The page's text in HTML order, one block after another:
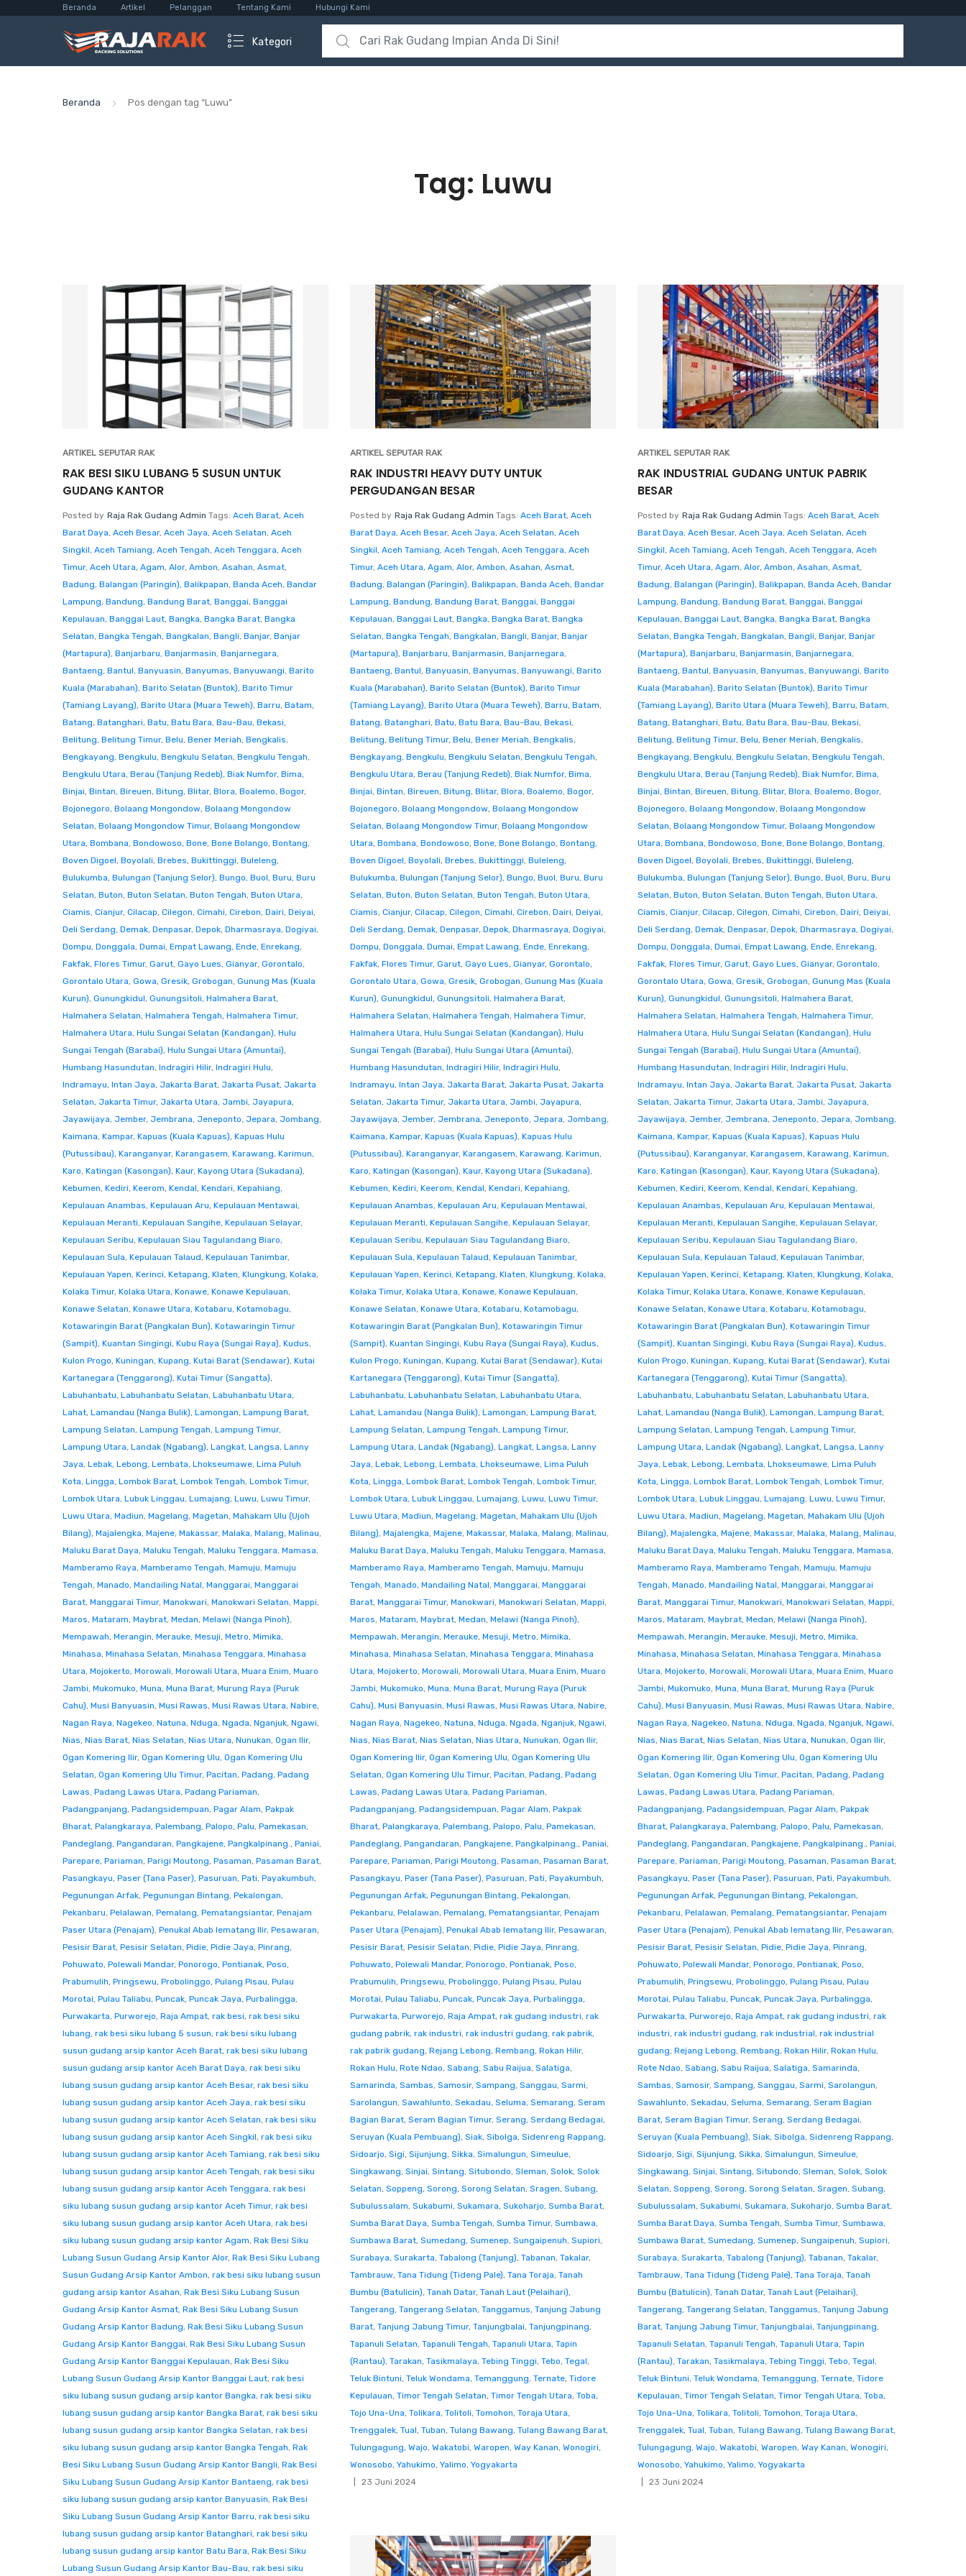
Beranda Artikel Pelanggan Tentang Kami Hubungi Kami
Kategori
Search for:
Beranda Pos dengan tag “Luwu”
Tag: Luwu
ARTIKEL SEPUTAR RAK
RAK BESI SIKU LUBANG 5 SUSUN UNTUK
GUDANG KANTOR
Posted by Raja Rak Gudang Admin Tags: Aceh Barat, Aceh
Barat Daya, Aceh Besar, Aceh Jaya, Aceh Selatan, Aceh
Singkil, Aceh Tamiang, Aceh Tengah, Aceh Tenggara, Aceh
Timur, Aceh Utara, Agam, Alor, Ambon, Asahan, Asmat,
Badung, Balangan (Paringin), Balikpapan, Banda Aceh, Bandar
Lampung, Bandung, Bandung Barat, Banggai, Banggai
Kepulauan, Banggai Laut, Bangka, Bangka Barat, Bangka
Selatan, Bangka Tengah, Bangkalan, Bangli, Banjar, Banjar
(Martapura), Banjarbaru, Banjarmasin, Banjarnegara,
Bantaeng, Bantul, Banyuasin, Banyumas, Banyuwangi, Barito
Kuala (Marabahan), Barito Selatan (Buntok), Barito Timur
(Tamiang Layang), Barito Utara (Muara Teweh), Barru, Batam,
Batang, Batanghari, Batu, Batu Bara, Bau-Bau, Bekasi,
Belitung, Belitung Timur, Belu, Bener Meriah, Bengkalis,
Bengkayang, Bengkulu, Bengkulu Selatan, Bengkulu Tengah,
Bengkulu Utara, Berau (Tanjung Redeb), Biak Numfor, Bima,
Binjai, Bintan, Bireuen, Bitung, Blitar, Blora, Boalemo, Bogor,
Bojonegoro, Bolaang Mongondow, Bolaang Mongondow
Selatan, Bolaang Mongondow Timur, Bolaang Mongondow
Utara, Bombana, Bondowoso, Bone, Bone Bolango, Bontang,
Boven Digoel, Boyolali, Brebes, Bukittinggi, Buleleng,
Bulukumba, Bulungan (Tanjung Selor), Bungo, Buol, Buru, Buru
Selatan, Buton, Buton Selatan, Buton Tengah, Buton Utara,
Ciamis, Cianjur, Cilacap, Cilegon, Cimahi, Cirebon, Dairi, Deiyai,
Deli Serdang, Demak, Denpasar, Depok, Dharmasraya, Dogiyai,
Dompu, Donggala, Dumai, Empat Lawang, Ende, Enrekang,
Fakfak, Flores Timur, Garut, Gayo Lues, Gianyar, Gorontalo,
Gorontalo Utara, Gowa, Gresik, Grobogan, Gunung Mas (Kuala
Kurun), Gunungkidul, Gunungsitoli, Halmahera Barat,
Halmahera Selatan, Halmahera Tengah, Halmahera Timur,
Halmahera Utara, Hulu Sungai Selatan (Kandangan), Hulu
Sungai Tengah (Barabai), Hulu Sungai Utara (Amuntai),
Humbang Hasundutan, Indragiri Hilir, Indragiri Hulu,
Indramayu, Intan Jaya, Jakarta Barat, Jakarta Pusat, Jakarta
Selatan, Jakarta Timur, Jakarta Utara, Jambi, Jayapura,
Jayawijaya, Jember, Jembrana, Jeneponto, Jepara, Jombang,
Kaimana, Kampar, Kapuas (Kuala Kapuas), Kapuas Hulu
(Putussibau), Karanganyar, Karangasem, Karawang, Karimun,
Karo, Katingan (Kasongan), Kaur, Kayong Utara (Sukadana),
Kebumen, Kediri, Keerom, Kendal, Kendari, Kepahiang,
Kepulauan Anambas, Kepulauan Aru, Kepulauan Mentawai,
Kepulauan Meranti, Kepulauan Sangihe, Kepulauan Selayar,
Kepulauan Seribu, Kepulauan Siau Tagulandang Biaro,
Kepulauan Sula, Kepulauan Talaud, Kepulauan Tanimbar,
Kepulauan Yapen, Kerinci, Ketapang, Klaten, Klungkung, Kolaka,
Kolaka Timur, Kolaka Utara, Konawe, Konawe Kepulauan,
Konawe Selatan, Konawe Utara, Kotabaru, Kotamobagu,
Kotawaringin Barat (Pangkalan Bun), Kotawaringin Timur
(Sampit), Kuantan Singingi, Kubu Raya (Sungai Raya), Kudus,
Kulon Progo, Kuningan, Kupang, Kutai Barat (Sendawar), Kutai
Kartanegara (Tenggarong), Kutai Timur (Sangatta),
Labuhanbatu, Labuhanbatu Selatan, Labuhanbatu Utara,
Lahat, Lamandau (Nanga Bulik), Lamongan, Lampung Barat,
Lampung Selatan, Lampung Tengah, Lampung Timur,
Lampung Utara, Landak (Ngabang), Langkat, Langsa, Lanny
Jaya, Lebak, Lebong, Lembata, Lhokseumawe, Lima Puluh
Kota, Lingga, Lombok Barat, Lombok Tengah, Lombok Timur,
Lombok Utara, Lubuk Linggau, Lumajang, Luwu, Luwu Timur,
Luwu Utara, Madiun, Magelang, Magetan, Mahakam Ulu (Ujoh
Bilang), Majalengka, Majene, Makassar, Malaka, Malang, Malinau,
Maluku Barat Daya, Maluku Tengah, Maluku Tenggara, Mamasa,
Mamberamo Raya, Mamberamo Tengah, Mamuju, Mamuju
Tengah, Manado, Mandailing Natal, Manggarai, Manggarai
Barat, Manggarai Timur, Manokwari, Manokwari Selatan, Mappi,
Maros, Mataram, Maybrat, Medan, Melawi (Nanga Pinoh),
Mempawah, Merangin, Merauke, Mesuji, Metro, Mimika,
Minahasa, Minahasa Selatan, Minahasa Tenggara, Minahasa
Utara, Mojokerto, Morowali, Morowali Utara, Muara Enim, Muaro
Jambi, Mukomuko, Muna, Muna Barat, Murung Raya (Puruk
Cahu), Musi Banyuasin, Musi Rawas, Musi Rawas Utara, Nabire,
Nagan Raya, Nagekeo, Natuna, Nduga, Ngada, Nganjuk, Ngawi,
Nias, Nias Barat, Nias Selatan, Nias Utara, Nunukan, Ogan Ilir,
Ogan Komering Ilir, Ogan Komering Ulu, Ogan Komering Ulu
Selatan, Ogan Komering Ulu Timur, Pacitan, Padang, Padang
Lawas, Padang Lawas Utara, Padang Pariaman,
Padangpanjang, Padangsidempuan, Pagar Alam, Pakpak
Bharat, Palangkaraya, Palembang, Palopo, Palu, Pamekasan,
Pandeglang, Pangandaran, Pangkajene, Pangkalpinang., Paniai,
Parepare, Pariaman, Parigi Moutong, Pasaman, Pasaman Barat,
Pasangkayu, Paser (Tana Paser), Pasuruan, Pati, Payakumbuh,
Pegunungan Arfak, Pegunungan Bintang, Pekalongan,
Pekanbaru, Pelalawan, Pemalang, Pematangsiantar, Penajam
Paser Utara (Penajam), Penukal Abab lematang Ilir, Pesawaran,
Pesisir Barat, Pesisir Selatan, Pidie, Pidie Jaya, Pinrang,
Pohuwato, Polewali Mandar, Ponorogo, Pontianak, Poso,
Prabumulih, Pringsewu, Probolinggo, Pulang Pisau, Pulau
Morotai, Pulau Taliabu, Puncak, Puncak Jaya, Purbalingga,
Purwakarta, Purworejo, Raja Ampat, rak besi, rak besi siku
lubang, rak besi siku lubang 5 susun, rak besi siku lubang
susun gudang arsip kantor Aceh Barat, rak besi siku lubang
susun gudang arsip kantor Aceh Barat Daya, rak besi siku
lubang susun gudang arsip kantor Aceh Besar, rak besi siku
lubang susun gudang arsip kantor Aceh Jaya, rak besi siku
lubang susun gudang arsip kantor Aceh Selatan, rak besi siku
lubang susun gudang arsip kantor Aceh Singkil, rak besi siku
lubang susun gudang arsip kantor Aceh Tamiang, rak besi siku
lubang susun gudang arsip kantor Aceh Tengah, rak besi siku
lubang susun gudang arsip kantor Aceh Tenggara, rak besi
siku lubang susun gudang arsip kantor Aceh Timur, rak besi
siku lubang susun gudang arsip kantor Aceh Utara, rak besi
siku lubang susun gudang arsip kantor Agam, Rak Besi Siku
Lubang Susun Gudang Arsip Kantor Alor, Rak Besi Siku Lubang
Susun Gudang Arsip Kantor Ambon, rak besi siku lubang susun
gudang arsip kantor Asahan, Rak Besi Siku Lubang Susun
Gudang Arsip Kantor Asmat, Rak Besi Siku Lubang Susun
Gudang Arsip Kantor Badung, Rak Besi Siku Lubang Susun
Gudang Arsip Kantor Banggai, Rak Besi Siku Lubang Susun
Gudang Arsip Kantor Banggai Kepulauan, Rak Besi Siku
Lubang Susun Gudang Arsip Kantor Banggai Laut, rak besi
siku lubang susun gudang arsip kantor Bangka, rak besi siku
lubang susun gudang arsip kantor Bangka Barat, rak besi siku
lubang susun gudang arsip kantor Bangka Selatan, rak besi
siku lubang susun gudang arsip kantor Bangka Tengah, Rak
Besi Siku Lubang Susun Gudang Arsip Kantor Bangli, Rak Besi
Siku Lubang Susun Gudang Arsip Kantor Bantaeng, rak besi
siku lubang susun gudang arsip kantor Banyuasin, Rak Besi
Siku Lubang Susun Gudang Arsip Kantor Barru, rak besi siku
lubang susun gudang arsip kantor Batanghari, rak besi siku
lubang susun gudang arsip kantor Batu Bara, Rak Besi Siku
Lubang Susun Gudang Arsip Kantor Bau-Bau, rak besi siku
ARTIKEL SEPUTAR RAK
RAK INDUSTRI HEAVY DUTY UNTUK
PERGUDANGAN BESAR
Posted by Raja Rak Gudang Admin Tags: Aceh Barat, Aceh
Barat Daya, Aceh Besar, Aceh Jaya, Aceh Selatan, Aceh
Singkil, Aceh Tamiang, Aceh Tengah, Aceh Tenggara, Aceh
Timur, Aceh Utara, Agam, Alor, Ambon, Asahan, Asmat,
Badung, Balangan (Paringin), Balikpapan, Banda Aceh, Bandar
Lampung, Bandung, Bandung Barat, Banggai, Banggai
Kepulauan, Banggai Laut, Bangka, Bangka Barat, Bangka
Selatan, Bangka Tengah, Bangkalan, Bangli, Banjar, Banjar
(Martapura), Banjarbaru, Banjarmasin, Banjarnegara,
Bantaeng, Bantul, Banyuasin, Banyumas, Banyuwangi, Barito
Kuala (Marabahan), Barito Selatan (Buntok), Barito Timur
(Tamiang Layang), Barito Utara (Muara Teweh), Barru, Batam,
Batang, Batanghari, Batu, Batu Bara, Bau-Bau, Bekasi,
Belitung, Belitung Timur, Belu, Bener Meriah, Bengkalis,
Bengkayang, Bengkulu, Bengkulu Selatan, Bengkulu Tengah,
Bengkulu Utara, Berau (Tanjung Redeb), Biak Numfor, Bima,
Binjai, Bintan, Bireuen, Bitung, Blitar, Blora, Boalemo, Bogor,
Bojonegoro, Bolaang Mongondow, Bolaang Mongondow
Selatan, Bolaang Mongondow Timur, Bolaang Mongondow
Utara, Bombana, Bondowoso, Bone, Bone Bolango, Bontang,
Boven Digoel, Boyolali, Brebes, Bukittinggi, Buleleng,
Bulukumba, Bulungan (Tanjung Selor), Bungo, Buol, Buru, Buru
Selatan, Buton, Buton Selatan, Buton Tengah, Buton Utara,
Ciamis, Cianjur, Cilacap, Cilegon, Cimahi, Cirebon, Dairi, Deiyai,
Deli Serdang, Demak, Denpasar, Depok, Dharmasraya, Dogiyai,
Dompu, Donggala, Dumai, Empat Lawang, Ende, Enrekang,
Fakfak, Flores Timur, Garut, Gayo Lues, Gianyar, Gorontalo,
Gorontalo Utara, Gowa, Gresik, Grobogan, Gunung Mas (Kuala
Kurun), Gunungkidul, Gunungsitoli, Halmahera Barat,
Halmahera Selatan, Halmahera Tengah, Halmahera Timur,
Halmahera Utara, Hulu Sungai Selatan (Kandangan), Hulu
Sungai Tengah (Barabai), Hulu Sungai Utara (Amuntai),
Humbang Hasundutan, Indragiri Hilir, Indragiri Hulu,
Indramayu, Intan Jaya, Jakarta Barat, Jakarta Pusat, Jakarta
Selatan, Jakarta Timur, Jakarta Utara, Jambi, Jayapura,
Jayawijaya, Jember, Jembrana, Jeneponto, Jepara, Jombang,
Kaimana, Kampar, Kapuas (Kuala Kapuas), Kapuas Hulu
(Putussibau), Karanganyar, Karangasem, Karawang, Karimun,
Karo, Katingan (Kasongan), Kaur, Kayong Utara (Sukadana),
Kebumen, Kediri, Keerom, Kendal, Kendari, Kepahiang,
Kepulauan Anambas, Kepulauan Aru, Kepulauan Mentawai,
Kepulauan Meranti, Kepulauan Sangihe, Kepulauan Selayar,
Kepulauan Seribu, Kepulauan Siau Tagulandang Biaro,
Kepulauan Sula, Kepulauan Talaud, Kepulauan Tanimbar,
Kepulauan Yapen, Kerinci, Ketapang, Klaten, Klungkung, Kolaka,
Kolaka Timur, Kolaka Utara, Konawe, Konawe Kepulauan,
Konawe Selatan, Konawe Utara, Kotabaru, Kotamobagu,
Kotawaringin Barat (Pangkalan Bun), Kotawaringin Timur
(Sampit), Kuantan Singingi, Kubu Raya (Sungai Raya), Kudus,
Kulon Progo, Kuningan, Kupang, Kutai Barat (Sendawar), Kutai
Kartanegara (Tenggarong), Kutai Timur (Sangatta),
Labuhanbatu, Labuhanbatu Selatan, Labuhanbatu Utara,
Lahat, Lamandau (Nanga Bulik), Lamongan, Lampung Barat,
Lampung Selatan, Lampung Tengah, Lampung Timur,
Lampung Utara, Landak (Ngabang), Langkat, Langsa, Lanny
Jaya, Lebak, Lebong, Lembata, Lhokseumawe, Lima Puluh
Kota, Lingga, Lombok Barat, Lombok Tengah, Lombok Timur,
Lombok Utara, Lubuk Linggau, Lumajang, Luwu, Luwu Timur,
Luwu Utara, Madiun, Magelang, Magetan, Mahakam Ulu (Ujoh
Bilang), Majalengka, Majene, Makassar, Malaka, Malang, Malinau,
Maluku Barat Daya, Maluku Tengah, Maluku Tenggara, Mamasa,
Mamberamo Raya, Mamberamo Tengah, Mamuju, Mamuju
Tengah, Manado, Mandailing Natal, Manggarai, Manggarai
Barat, Manggarai Timur, Manokwari, Manokwari Selatan, Mappi,
Maros, Mataram, Maybrat, Medan, Melawi (Nanga Pinoh),
Mempawah, Merangin, Merauke, Mesuji, Metro, Mimika,
Minahasa, Minahasa Selatan, Minahasa Tenggara, Minahasa
Utara, Mojokerto, Morowali, Morowali Utara, Muara Enim, Muaro
Jambi, Mukomuko, Muna, Muna Barat, Murung Raya (Puruk
Cahu), Musi Banyuasin, Musi Rawas, Musi Rawas Utara, Nabire,
Nagan Raya, Nagekeo, Natuna, Nduga, Ngada, Nganjuk, Ngawi,
Nias, Nias Barat, Nias Selatan, Nias Utara, Nunukan, Ogan Ilir,
Ogan Komering Ilir, Ogan Komering Ulu, Ogan Komering Ulu
Selatan, Ogan Komering Ulu Timur, Pacitan, Padang, Padang
Lawas, Padang Lawas Utara, Padang Pariaman,
Padangpanjang, Padangsidempuan, Pagar Alam, Pakpak
Bharat, Palangkaraya, Palembang, Palopo, Palu, Pamekasan,
Pandeglang, Pangandaran, Pangkajene, Pangkalpinang., Paniai,
Parepare, Pariaman, Parigi Moutong, Pasaman, Pasaman Barat,
Pasangkayu, Paser (Tana Paser), Pasuruan, Pati, Payakumbuh,
Pegunungan Arfak, Pegunungan Bintang, Pekalongan,
Pekanbaru, Pelalawan, Pemalang, Pematangsiantar, Penajam
Paser Utara (Penajam), Penukal Abab lematang Ilir, Pesawaran,
Pesisir Barat, Pesisir Selatan, Pidie, Pidie Jaya, Pinrang,
Pohuwato, Polewali Mandar, Ponorogo, Pontianak, Poso,
Prabumulih, Pringsewu, Probolinggo, Pulang Pisau, Pulau
Morotai, Pulau Taliabu, Puncak, Puncak Jaya, Purbalingga,
Purwakarta, Purworejo, Raja Ampat, rak gudang industri, rak
gudang pabrik, rak industri, rak industri gudang, rak pabrik,
rak pabrik gudang, Rejang Lebong, Rembang, Rokan Hilir,
Rokan Hulu, Rote Ndao, Sabang, Sabu Raijua, Salatiga,
Samarinda, Sambas, Samosir, Sampang, Sanggau, Sarmi,
Sarolangun, Sawahlunto, Sekadau, Seluma, Semarang, Seram
Bagian Barat, Seram Bagian Timur, Serang, Serdang Bedagai,
Seruyan (Kuala Pembuang), Siak, Sibolga, Sidenreng Rappang,
Sidoarjo, Sigi, Sijunjung, Sikka, Simalungun, Simeulue,
Singkawang, Sinjai, Sintang, Situbondo, Sleman, Solok, Solok
Selatan, Soppeng, Sorong, Sorong Selatan, Sragen, Subang,
Subulussalam, Sukabumi, Sukamara, Sukoharjo, Sumba Barat,
Sumba Barat Daya, Sumba Tengah, Sumba Timur, Sumbawa,
Sumbawa Barat, Sumedang, Sumenep, Sungaipenuh, Supiori,
Surabaya, Surakarta, Tabalong (Tanjung), Tabanan, Takalar,
Tambrauw, Tana Tidung (Tideng Pale), Tana Toraja, Tanah
Bumbu (Batulicin), Tanah Datar, Tanah Laut (Pelaihari),
Tangerang, Tangerang Selatan, Tanggamus, Tanjung Jabung
Barat, Tanjung Jabung Timur, Tanjungbalai, Tanjungpinang,
Tapanuli Selatan, Tapanuli Tengah, Tapanuli Utara, Tapin
(Rantau), Tarakan, Tasikmalaya, Tebing Tinggi, Tebo, Tegal,
Teluk Bintuni, Teluk Wondama, Temanggung, Ternate, Tidore
Kepulauan, Timor Tengah Selatan, Timor Tengah Utara, Toba,
Tojo Una-Una, Tolikara, Tolitoli, Tomohon, Toraja Utara,
Trenggalek, Tual, Tuban, Tulang Bawang, Tulang Bawang Barat,
Tulungagung, Wajo, Wakatobi, Waropen, Way Kanan, Wonogiri,
Wonosobo, Yahukimo, Yalimo, Yogyakarta
23 Juni 2024
ARTIKEL SEPUTAR RAK
RAK INDUSTRIAL GUDANG UNTUK PABRIK
BESAR
Posted by Raja Rak Gudang Admin Tags: Aceh Barat, Aceh
Barat Daya, Aceh Besar, Aceh Jaya, Aceh Selatan, Aceh
Singkil, Aceh Tamiang, Aceh Tengah, Aceh Tenggara, Aceh
Timur, Aceh Utara, Agam, Alor, Ambon, Asahan, Asmat,
Badung, Balangan (Paringin), Balikpapan, Banda Aceh, Bandar
Lampung, Bandung, Bandung Barat, Banggai, Banggai
Kepulauan, Banggai Laut, Bangka, Bangka Barat, Bangka
Selatan, Bangka Tengah, Bangkalan, Bangli, Banjar, Banjar
(Martapura), Banjarbaru, Banjarmasin, Banjarnegara,
Bantaeng, Bantul, Banyuasin, Banyumas, Banyuwangi, Barito
Kuala (Marabahan), Barito Selatan (Buntok), Barito Timur
(Tamiang Layang), Barito Utara (Muara Teweh), Barru, Batam,
Batang, Batanghari, Batu, Batu Bara, Bau-Bau, Bekasi,
Belitung, Belitung Timur, Belu, Bener Meriah, Bengkalis,
Bengkayang, Bengkulu, Bengkulu Selatan, Bengkulu Tengah,
Bengkulu Utara, Berau (Tanjung Redeb), Biak Numfor, Bima,
Binjai, Bintan, Bireuen, Bitung, Blitar, Blora, Boalemo, Bogor,
Bojonegoro, Bolaang Mongondow, Bolaang Mongondow
Selatan, Bolaang Mongondow Timur, Bolaang Mongondow
Utara, Bombana, Bondowoso, Bone, Bone Bolango, Bontang,
Boven Digoel, Boyolali, Brebes, Bukittinggi, Buleleng,
Bulukumba, Bulungan (Tanjung Selor), Bungo, Buol, Buru, Buru
Selatan, Buton, Buton Selatan, Buton Tengah, Buton Utara,
Ciamis, Cianjur, Cilacap, Cilegon, Cimahi, Cirebon, Dairi, Deiyai,
Deli Serdang, Demak, Denpasar, Depok, Dharmasraya, Dogiyai,
Dompu, Donggala, Dumai, Empat Lawang, Ende, Enrekang,
Fakfak, Flores Timur, Garut, Gayo Lues, Gianyar, Gorontalo,
Gorontalo Utara, Gowa, Gresik, Grobogan, Gunung Mas (Kuala
Kurun), Gunungkidul, Gunungsitoli, Halmahera Barat,
Halmahera Selatan, Halmahera Tengah, Halmahera Timur,
Halmahera Utara, Hulu Sungai Selatan (Kandangan), Hulu
Sungai Tengah (Barabai), Hulu Sungai Utara (Amuntai),
Humbang Hasundutan, Indragiri Hilir, Indragiri Hulu,
Indramayu, Intan Jaya, Jakarta Barat, Jakarta Pusat, Jakarta
Selatan, Jakarta Timur, Jakarta Utara, Jambi, Jayapura,
Jayawijaya, Jember, Jembrana, Jeneponto, Jepara, Jombang,
Kaimana, Kampar, Kapuas (Kuala Kapuas), Kapuas Hulu
(Putussibau), Karanganyar, Karangasem, Karawang, Karimun,
Karo, Katingan (Kasongan), Kaur, Kayong Utara (Sukadana),
Kebumen, Kediri, Keerom, Kendal, Kendari, Kepahiang,
Kepulauan Anambas, Kepulauan Aru, Kepulauan Mentawai,
Kepulauan Meranti, Kepulauan Sangihe, Kepulauan Selayar,
Kepulauan Seribu, Kepulauan Siau Tagulandang Biaro,
Kepulauan Sula, Kepulauan Talaud, Kepulauan Tanimbar,
Kepulauan Yapen, Kerinci, Ketapang, Klaten, Klungkung, Kolaka,
Kolaka Timur, Kolaka Utara, Konawe, Konawe Kepulauan,
Konawe Selatan, Konawe Utara, Kotabaru, Kotamobagu,
Kotawaringin Barat (Pangkalan Bun), Kotawaringin Timur
(Sampit), Kuantan Singingi, Kubu Raya (Sungai Raya), Kudus,
Kulon Progo, Kuningan, Kupang, Kutai Barat (Sendawar), Kutai
Kartanegara (Tenggarong), Kutai Timur (Sangatta),
Labuhanbatu, Labuhanbatu Selatan, Labuhanbatu Utara,
Lahat, Lamandau (Nanga Bulik), Lamongan, Lampung Barat,
Lampung Selatan, Lampung Tengah, Lampung Timur,
Lampung Utara, Landak (Ngabang), Langkat, Langsa, Lanny
Jaya, Lebak, Lebong, Lembata, Lhokseumawe, Lima Puluh
Kota, Lingga, Lombok Barat, Lombok Tengah, Lombok Timur,
Lombok Utara, Lubuk Linggau, Lumajang, Luwu, Luwu Timur,
Luwu Utara, Madiun, Magelang, Magetan, Mahakam Ulu (Ujoh
Bilang), Majalengka, Majene, Makassar, Malaka, Malang, Malinau,
Maluku Barat Daya, Maluku Tengah, Maluku Tenggara, Mamasa,
Mamberamo Raya, Mamberamo Tengah, Mamuju, Mamuju
Tengah, Manado, Mandailing Natal, Manggarai, Manggarai
Barat, Manggarai Timur, Manokwari, Manokwari Selatan, Mappi,
Maros, Mataram, Maybrat, Medan, Melawi (Nanga Pinoh),
Mempawah, Merangin, Merauke, Mesuji, Metro, Mimika,
Minahasa, Minahasa Selatan, Minahasa Tenggara, Minahasa
Utara, Mojokerto, Morowali, Morowali Utara, Muara Enim, Muaro
Jambi, Mukomuko, Muna, Muna Barat, Murung Raya (Puruk
Cahu), Musi Banyuasin, Musi Rawas, Musi Rawas Utara, Nabire,
Nagan Raya, Nagekeo, Natuna, Nduga, Ngada, Nganjuk, Ngawi,
Nias, Nias Barat, Nias Selatan, Nias Utara, Nunukan, Ogan Ilir,
Ogan Komering Ilir, Ogan Komering Ulu, Ogan Komering Ulu
Selatan, Ogan Komering Ulu Timur, Pacitan, Padang, Padang
Lawas, Padang Lawas Utara, Padang Pariaman,
Padangpanjang, Padangsidempuan, Pagar Alam, Pakpak
Bharat, Palangkaraya, Palembang, Palopo, Palu, Pamekasan,
Pandeglang, Pangandaran, Pangkajene, Pangkalpinang., Paniai,
Parepare, Pariaman, Parigi Moutong, Pasaman, Pasaman Barat,
Pasangkayu, Paser (Tana Paser), Pasuruan, Pati, Payakumbuh,
Pegunungan Arfak, Pegunungan Bintang, Pekalongan,
Pekanbaru, Pelalawan, Pemalang, Pematangsiantar, Penajam
Paser Utara (Penajam), Penukal Abab lematang Ilir, Pesawaran,
Pesisir Barat, Pesisir Selatan, Pidie, Pidie Jaya, Pinrang,
Pohuwato, Polewali Mandar, Ponorogo, Pontianak, Poso,
Prabumulih, Pringsewu, Probolinggo, Pulang Pisau, Pulau
Morotai, Pulau Taliabu, Puncak, Puncak Jaya, Purbalingga,
Purwakarta, Purworejo, Raja Ampat, rak gudang industri, rak
industri, rak industri gudang, rak industrial, rak industrial
gudang, Rejang Lebong, Rembang, Rokan Hilir, Rokan Hulu,
Rote Ndao, Sabang, Sabu Raijua, Salatiga, Samarinda,
Sambas, Samosir, Sampang, Sanggau, Sarmi, Sarolangun,
Sawahlunto, Sekadau, Seluma, Semarang, Seram Bagian
Barat, Seram Bagian Timur, Serang, Serdang Bedagai,
Seruyan (Kuala Pembuang), Siak, Sibolga, Sidenreng Rappang,
Sidoarjo, Sigi, Sijunjung, Sikka, Simalungun, Simeulue,
Singkawang, Sinjai, Sintang, Situbondo, Sleman, Solok, Solok
Selatan, Soppeng, Sorong, Sorong Selatan, Sragen, Subang,
Subulussalam, Sukabumi, Sukamara, Sukoharjo, Sumba Barat,
Sumba Barat Daya, Sumba Tengah, Sumba Timur, Sumbawa,
Sumbawa Barat, Sumedang, Sumenep, Sungaipenuh, Supiori,
Surabaya, Surakarta, Tabalong (Tanjung), Tabanan, Takalar,
Tambrauw, Tana Tidung (Tideng Pale), Tana Toraja, Tanah
Bumbu (Batulicin), Tanah Datar, Tanah Laut (Pelaihari),
Tangerang, Tangerang Selatan, Tanggamus, Tanjung Jabung
Barat, Tanjung Jabung Timur, Tanjungbalai, Tanjungpinang,
Tapanuli Selatan, Tapanuli Tengah, Tapanuli Utara, Tapin
(Rantau), Tarakan, Tasikmalaya, Tebing Tinggi, Tebo, Tegal,
Teluk Bintuni, Teluk Wondama, Temanggung, Ternate, Tidore
Kepulauan, Timor Tengah Selatan, Timor Tengah Utara, Toba,
Tojo Una-Una, Tolikara, Tolitoli, Tomohon, Toraja Utara,
Trenggalek, Tual, Tuban, Tulang Bawang, Tulang Bawang Barat,
Tulungagung, Wajo, Wakatobi, Waropen, Way Kanan, Wonogiri,
Wonosobo, Yahukimo, Yalimo, Yogyakarta
23 Juni 2024